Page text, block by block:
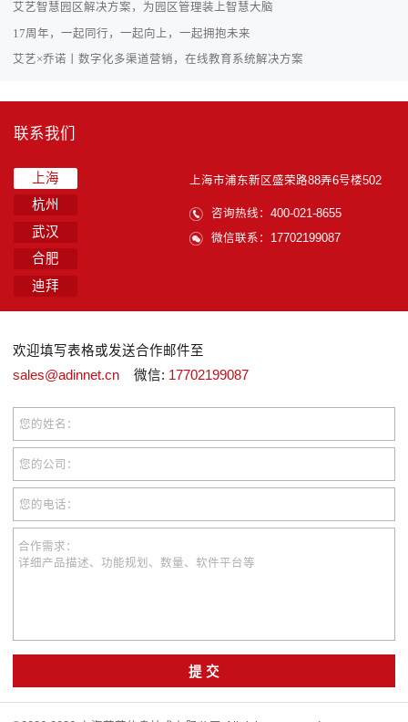
艾艺智慧园区解决方案，为园区管理装上智慧大脑
17周年，一起同行，一起向上，一起拥抱未来
艾艺×乔诺丨数字化多渠道营销，在线教育系统解决方案
联系我们
上海
杭州
武汉
合肥
迪拜
上海市浦东新区盛荣路88弄6号楼502
咨询热线：400-021-8655
微信联系：17702199087
欢迎填写表格或发送合作邮件至
sales@adinnet.cn 微信: 17702199087
您的姓名：
您的公司：
您的电话：
合作需求：
详细产品描述、功能规划、数量、软件平台等
提 交